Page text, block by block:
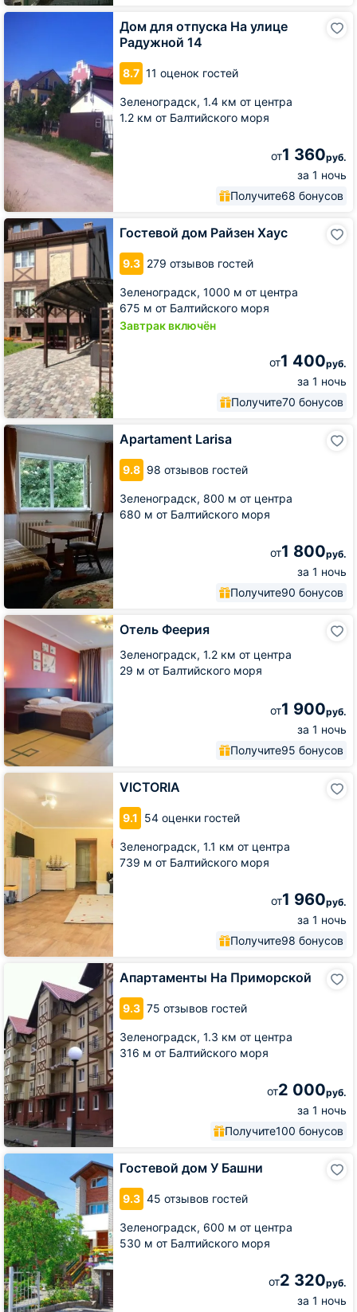
Дом для отпуска На улице
Радужной 14
8.7 11 оценок гостей
Зеленоградск, 1.4 км от центра
1.2 км от Балтийского моря
от1 360руб.
за 1 ночь
Получите68 бонусов
Дом
улице
Радужной
14
Гостевой дом Райзен Хаус
9.3 279 отзывов гостей
Зеленоградск, 1000 м от центра
675 м от Балтийского моря
Завтрак включён
от1 400руб.
за 1 ночь
Получите70 бонусов
Гостевой
дом
Райзен
Хаус
Apartament Larisa
9.8 98 отзывов гостей
Зеленоградск, 800 м от центра
680 м от Балтийского моря
от1 800руб.
за 1 ночь
Получите90 бонусов
Apartament
Отель Феерия
Зеленоградск, 1.2 км от центра
29 м от Балтийского моря
от1 900руб.
за 1 ночь
Получите95 бонусов
Отель
Феерия
VICTORIA
9.1 54 оценки гостей
Зеленоградск, 1.1 км от центра
739 м от Балтийского моря
от1 960руб.
за 1 ночь
Получите98 бонусов
VICTORIA
Апартаменты На Приморской
9.3 75 отзывов гостей
Зеленоградск, 1.3 км от центра
316 м от Балтийского моря
от2 000руб.
за 1 ночь
Получите100 бонусов
Приморской
Гостевой дом У Башни
9.3 45 отзывов гостей
Зеленоградск, 600 м от центра
530 м от Балтийского моря
от2 320руб.
за 1 ночь
Гостевой
дом
У
Башни